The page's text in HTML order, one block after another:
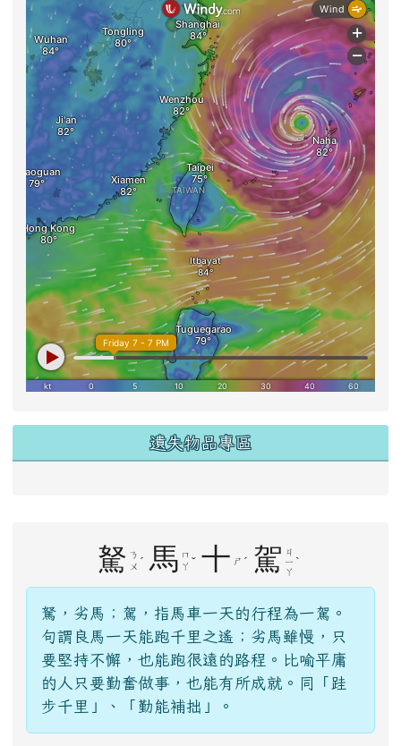
遺失物品專區
駑 ㄋ
ㄨ ˊ 馬 ㄇ
ㄚ ˇ 十 ㄕ ˊ 駕 ㄐ
ㄧ
ㄚ
ˋ
駑，劣馬；駕，指馬車一天的行程為一駕。
句謂良馬一天能跑千里之遙；劣馬雖慢，只
要堅持不懈，也能跑很遠的路程。比喻平庸
的人只要勤奮做事，也能有所成就。同「跬
步千里」、「勤能補拙」。